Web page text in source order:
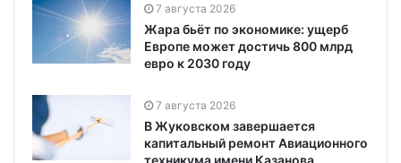
7 августа 2026
Жара бьёт по экономике: ущерб
Европе может достичь 800 млрд
евро к 2030 году
7 августа 2026
В Жуковском завершается
капитальный ремонт Авиационного